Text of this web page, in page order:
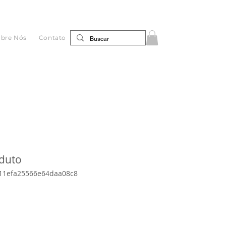
Nós Contato